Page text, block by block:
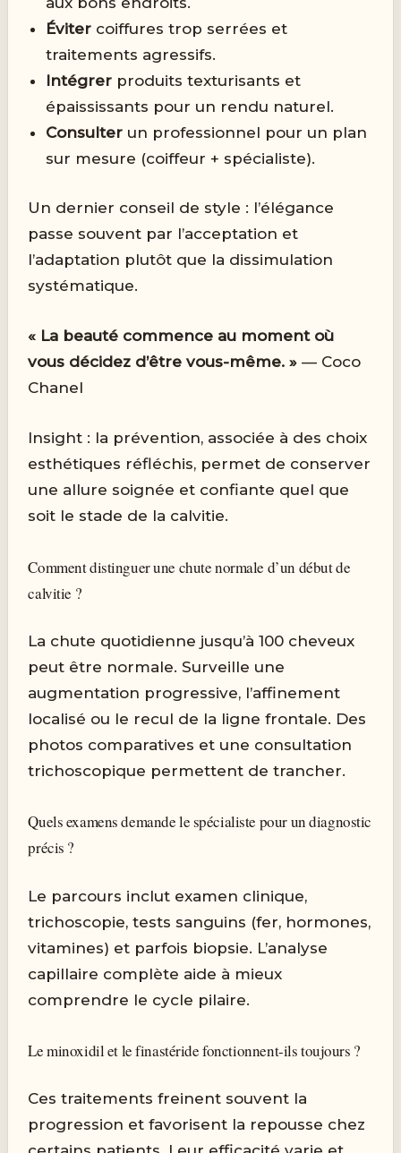
Éviter coiffures trop serrées et
traitements agressifs.
Intégrer produits texturisants et
épaississants pour un rendu naturel.
Consulter un professionnel pour un plan
sur mesure (coiffeur + spécialiste).
Un dernier conseil de style : l’élégance
passe souvent par l’acceptation et
l’adaptation plutôt que la dissimulation
systématique.
« La beauté commence au moment où
vous décidez d’être vous-même. » — Coco
Chanel
Insight : la prévention, associée à des choix
esthétiques réfléchis, permet de conserver
une allure soignée et confiante quel que
soit le stade de la calvitie.
Comment distinguer une chute normale d’un début de
calvitie ?
La chute quotidienne jusqu’à 100 cheveux
peut être normale. Surveille une
augmentation progressive, l’affinement
localisé ou le recul de la ligne frontale. Des
photos comparatives et une consultation
trichoscopique permettent de trancher.
Quels examens demande le spécialiste pour un diagnostic
précis ?
Le parcours inclut examen clinique,
trichoscopie, tests sanguins (fer, hormones,
vitamines) et parfois biopsie. L’analyse
capillaire complète aide à mieux
comprendre le cycle pilaire.
Le minoxidil et le finastéride fonctionnent-ils toujours ?
Ces traitements freinent souvent la
progression et favorisent la repousse chez